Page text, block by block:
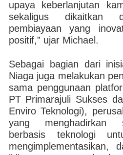
upaya keberlanjutan
sekaligus dikaitkan
pembiayaan yang
positif,” ujar Michael.
Sebagai bagian dari
Niaga juga melakukan
sama penggunaan
PT Primarajuli Sukses
Enviro Teknologi),
yang menghadirkan
berbasis teknologi
mengimplementasikan,